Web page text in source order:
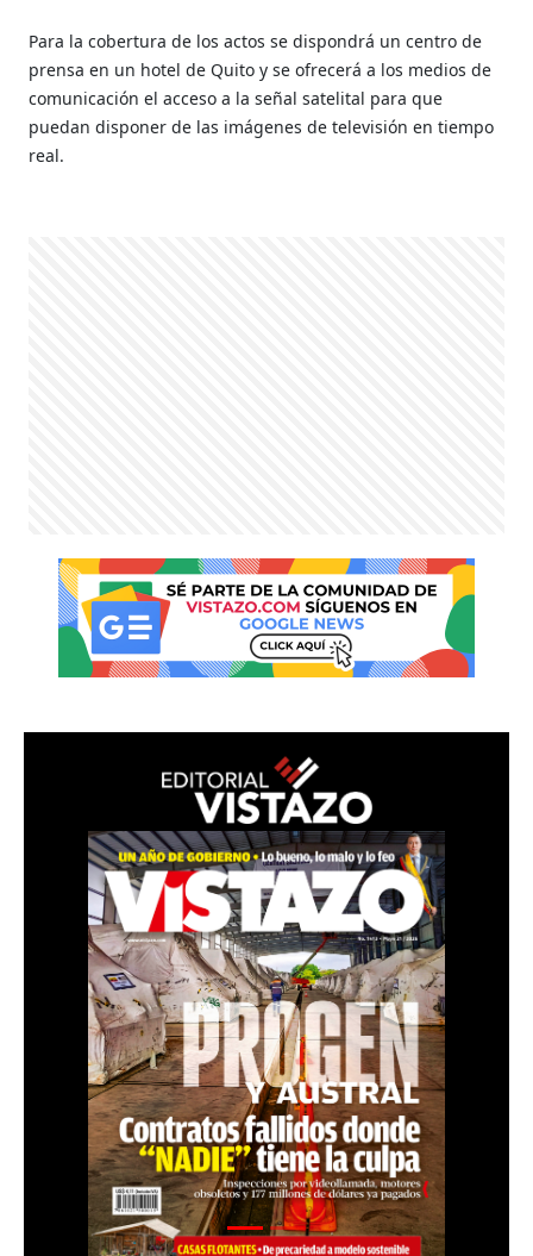
Para la cobertura de los actos se dispondrá un centro de
prensa en un hotel de Quito y se ofrecerá a los medios de
comunicación el acceso a la señal satelital para que
puedan disponer de las imágenes de televisión en tiempo
real.